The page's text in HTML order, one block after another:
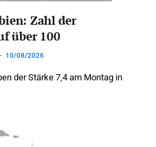
Zahl der
über 100
10/08/2026
der Stärke 7,4 am Montag in